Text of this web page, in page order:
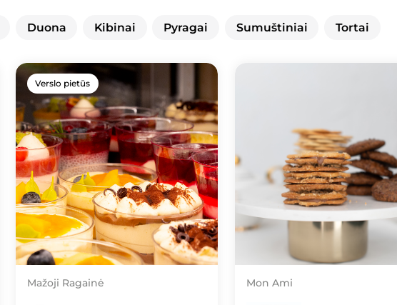
Duona Kibinai Pyragai Sumuštiniai Tortai
Mažoji Ragainė
Verslo pietūs
Mon Ami